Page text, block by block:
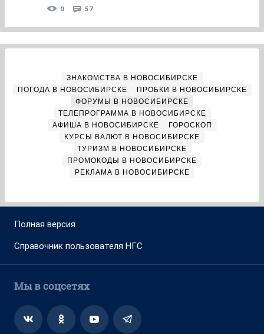
0 57
ЗНАКОМСТВА В НОВОСИБИРСКЕ
ПОГОДА В НОВОСИБИРСКЕ
ПРОБКИ В НОВОСИБИРСКЕ
ФОРУМЫ В НОВОСИБИРСКЕ
ТЕЛЕПРОГРАММА В НОВОСИБИРСКЕ
АФИША В НОВОСИБИРСКЕ
ГОРОСКОП
КУРСЫ ВАЛЮТ В НОВОСИБИРСКЕ
ТУРИЗМ В НОВОСИБИРСКЕ
ПРОМОКОДЫ В НОВОСИБИРСКЕ
РЕКЛАМА В НОВОСИБИРСКЕ
Полная версия
Справочник пользователя НГС
Мы в соцсетях